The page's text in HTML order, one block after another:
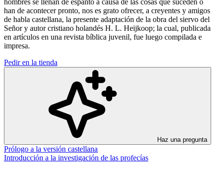
han de acontecer pronto, nos es grato ofrecer, a creyentes y amigos
de habla castellana, la presente adaptación de la obra del siervo del
Señor y autor cristiano holandés H. L. Heijkoop; la cual, publicada
en artículos en una revista bíblica juvenil, fue luego compilada e
impresa.
Pedir en la tienda
Haz una pregunta
Prólogo a la versión castellana
Introducción a la investigación de las profecías